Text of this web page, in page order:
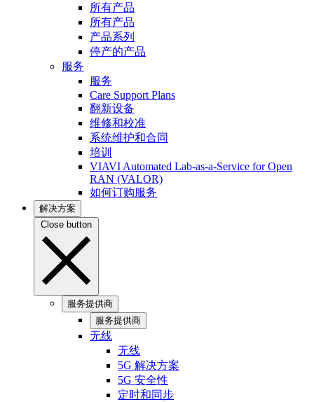
所有产品
所有产品
产品系列
停产的产品
服务
服务
Care Support Plans
翻新设备
维修和校准
系统维护和合同
培训
VIAVI Automated Lab-as-a-Service for Open
RAN (VALOR)
如何订购服务
解决方案
Close button
服务提供商
服务提供商
无线
无线
5G 解决方案
5G 安全性
定时和同步